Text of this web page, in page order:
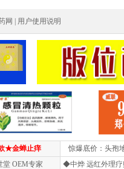
网 | 用户使用说明
★金蝉止痒
惊爆底价：头孢
堂 OEM专家 ◆中烨 远红外理疗